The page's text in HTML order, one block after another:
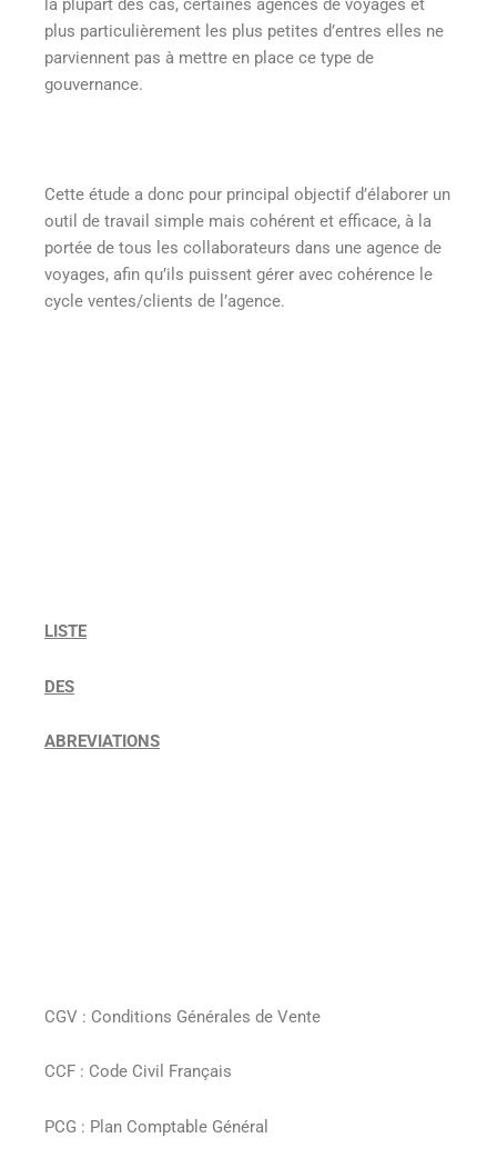
la plupart des cas, certaines agences de voyages et
plus particulièrement les plus petites d’entres elles ne
parviennent pas à mettre en place ce type de
gouvernance.
Cette étude a donc pour principal objectif d’élaborer un
outil de travail simple mais cohérent et efficace, à la
portée de tous les collaborateurs dans une agence de
voyages, afin qu’ils puissent gérer avec cohérence le
cycle ventes/clients de l’agence.
LISTE
DES
ABREVIATIONS
CGV : Conditions Générales de Vente
CCF : Code Civil Français
PCG : Plan Comptable Général